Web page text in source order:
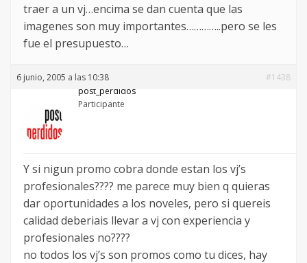
traer a un vj…encima se dan cuenta que las
imagenes son muy importantes…………..pero se les
fue el presupuesto…
6 junio, 2005 a las 10:38
#1438
post_perdidos
Participante
Y si nigun promo cobra donde estan los vj’s
profesionales???? me parece muy bien q quieras
dar oportunidades a los noveles, pero si quereis
calidad deberiais llevar a vj con experiencia y
profesionales no????
no todos los vj’s son promos como tu dices, hay